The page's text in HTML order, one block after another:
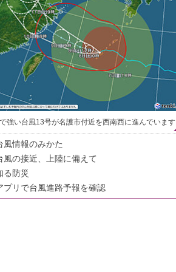
強い台風13号が名護市付近を西南西に進んでいます
風情報のみかた
風の接近、上陸に備えて
る防災
プリで台風進路予報を確認